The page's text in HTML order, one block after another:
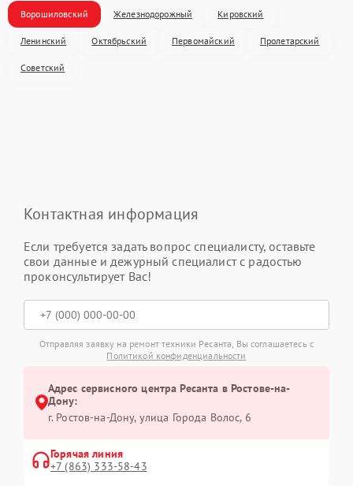
Ворошиловский Железнодорожный Кировский
Ленинский Октябрьский Первомайский Пролетарский
Советский
Контактная информация
Если требуется задать вопрос специалисту, оставьте
свои данные и дежурный специалист с радостью
проконсультирует Вас!
Отправляя заявку на ремонт техники Ресанта, Вы соглашаетесь с
Политикой конфиденциальности
Адрес сервисного центра Ресанта в Ростове-на-
Дону:
г. Ростов-на-Дону, улица Города Волос, 6
Горячая линия
+7 (863) 333-58-43